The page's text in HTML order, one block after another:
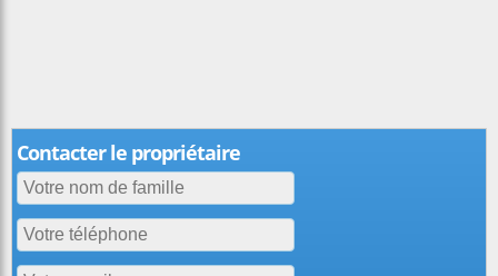
Contacter le propriétaire